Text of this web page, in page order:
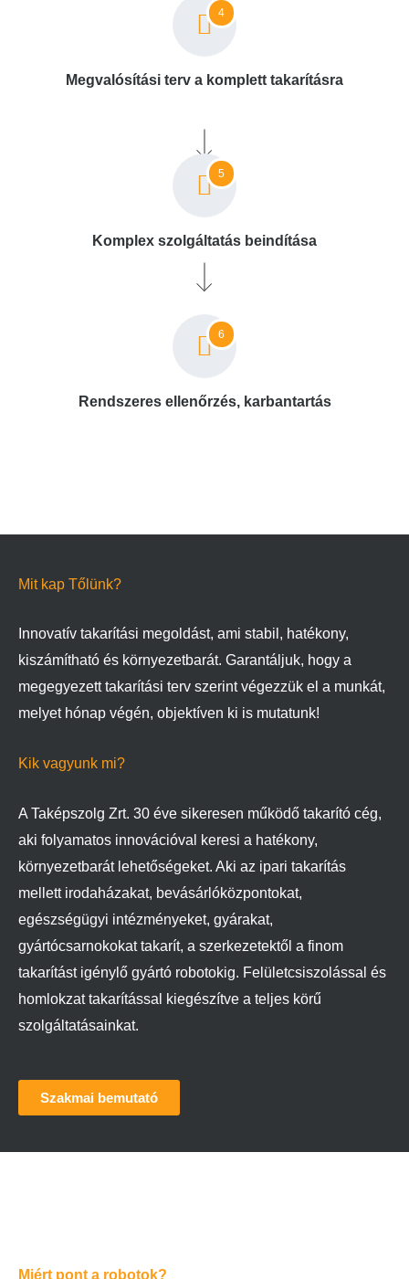
4
Megvalósítási terv a komplett takarításra
5
Komplex szolgáltatás beindítása
6
Rendszeres ellenőrzés, karbantartás
Mit kap Tőlünk?
Innovatív takarítási megoldást, ami stabil, hatékony,
kiszámítható és környezetbarát. Garantáljuk, hogy a
megegyezett takarítási terv szerint végezzük el a munkát,
melyet hónap végén, objektíven ki is mutatunk!
Kik vagyunk mi?
A Taképszolg Zrt. 30 éve sikeresen működő takarító cég,
aki folyamatos innovációval keresi a hatékony,
környezetbarát lehetőségeket. Aki az ipari takarítás
mellett irodaházakat, bevásárlóközpontokat,
egészségügyi intézményeket, gyárakat,
gyártócsarnokokat takarít, a szerkezetektől a finom
takarítást igénylő gyártó robotokig. Felületcsiszolással és
homlokzat takarítással kiegészítve a teljes körű
szolgáltatásainkat.
Szakmai bemutató
Miért pont a robotok?